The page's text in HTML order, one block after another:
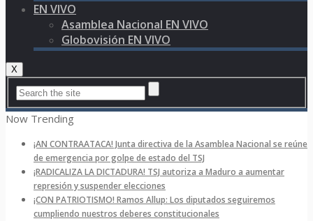
EN VIVO
Asamblea Nacional EN VIVO
Globovisión EN VIVO
X
Now Trending
¡AN CONTRAATACA! Junta directiva de la Asamblea Nacional se reúne
de emergencia por golpe de estado del TSJ
¡RADICALIZA LA DICTADURA! TSJ autoriza a Maduro a aumentar
represión y suspender elecciones
¡CON PATRIOTISMO! Ramos Allup: Los diputados seguiremos
cumpliendo nuestros deberes constitucionales